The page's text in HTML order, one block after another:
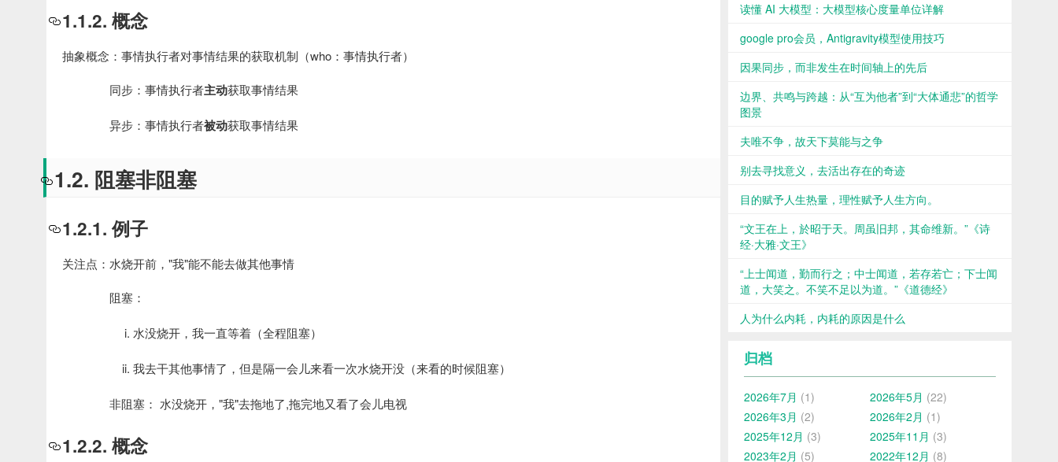
1.1.2. 概念
抽象概念：事情执行者对事情结果的获取机制（who：事情执行者）
同步：事情执行者主动获取事情结果
异步：事情执行者被动获取事情结果
1.2. 阻塞非阻塞
1.2.1. 例子
关注点：水烧开前，"我"能不能去做其他事情
阻塞：
水没烧开，我一直等着（全程阻塞）
我去干其他事情了，但是隔一会儿来看一次水烧开没（来看的时候阻塞）
非阻塞： 水没烧开，"我"去拖地了,拖完地又看了会儿电视
1.2.2. 概念
读懂 AI 大模型：大模型核心度量单位详解
google pro会员，Antigravity模型使用技巧
因果同步，而非发生在时间轴上的先后
边界、共鸣与跨越：从“互为他者”到“大体通悲”的哲学
图景
夫唯不争，故天下莫能与之争
别去寻找意义，去活出存在的奇迹
目的赋予人生热量，理性赋予人生方向。
“文王在上，於昭于天。周虽旧邦，其命维新。”《诗
经·大雅·文王》
“上士闻道，勤而行之；中士闻道，若存若亡；下士闻
道，大笑之。不笑不足以为道。”《道德经》
人为什么内耗，内耗的原因是什么
归档
2026年7月 (1) 2026年5月 (22)
2026年3月 (2) 2026年2月 (1)
2025年12月 (3) 2025年11月 (3)
2023年2月 (5) 2022年12月 (8)